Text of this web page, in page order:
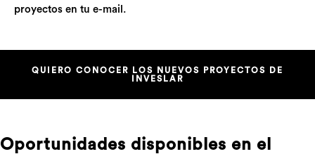
proyectos en tu e-mail.
QUIERO CONOCER LOS NUEVOS PROYECTOS DE
INVESLAR
Oportunidades disponibles en el